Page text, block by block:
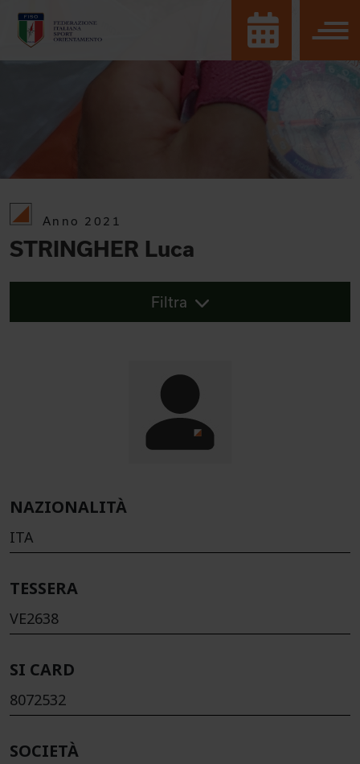
Anno 2021
STRINGHER Luca
Filtra
NAZIONALITÀ
ITA
TESSERA
VE2638
SI CARD
8072532
SOCIETÀ